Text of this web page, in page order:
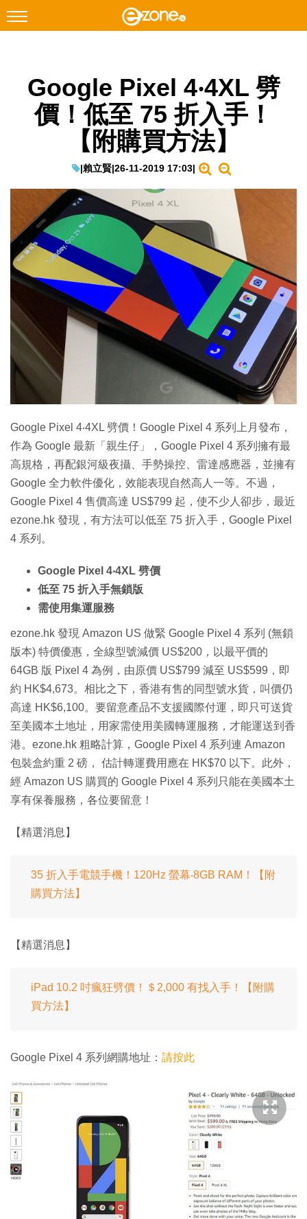
Facebook Instagram
科技焦點
教學評測
EduTech
IT Times
生成式AI與雲端應用
Enterprise Digital Transformation
特集
Google Pixel 4‧4XL 劈
價！低至 75 折入手！
【附購買方法】
|賴立賢|26-11-2019 17:03|
Google Pixel 4‧4XL 劈價！Google Pixel 4 系列上月發布，
作為 Google 最新「親生仔」，Google Pixel 4 系列擁有最
高規格，再配銀河級夜攝、手勢操控、雷達感應器，並擁有
Google 全力軟件優化，效能表現自然高人一等。不過，
Google Pixel 4 售價高達 US$799 起，使不少人卻步，最近
ezone.hk 發現，有方法可以低至 75 折入手，Google Pixel
4 系列。
Google Pixel 4‧4XL 劈價
低至 75 折入手無鎖版
需使用集運服務
ezone.hk 發現 Amazon US 做緊 Google Pixel 4 系列 (無鎖
版本) 特價優惠，全線型號減價 US$200，以最平價的
64GB 版 Pixel 4 為例，由原價 US$799 減至 US$599，即
約 HK$4,673。相比之下，香港有售的同型號水貨，叫價仍
高達 HK$6,100。要留意產品不支援國際付運，即只可送貨
至美國本土地址，用家需使用美國轉運服務，才能運送到香
港。ezone.hk 粗略計算，Google Pixel 4 系列連 Amazon
包裝盒約重 2 磅， 估計轉運費用應在 HK$70 以下。此外，
經 Amazon US 購買的 Google Pixel 4 系列只能在美國本土
享有保養服務，各位要留意！
【精選消息】
35 折入手電競手機！120Hz 螢幕‧8GB RAM！【附
購買方法】
【精選消息】
iPad 10.2 吋瘋狂劈價！＄2,000 有找入手！【附購
買方法】
Google Pixel 4 系列網購地址： 請按此